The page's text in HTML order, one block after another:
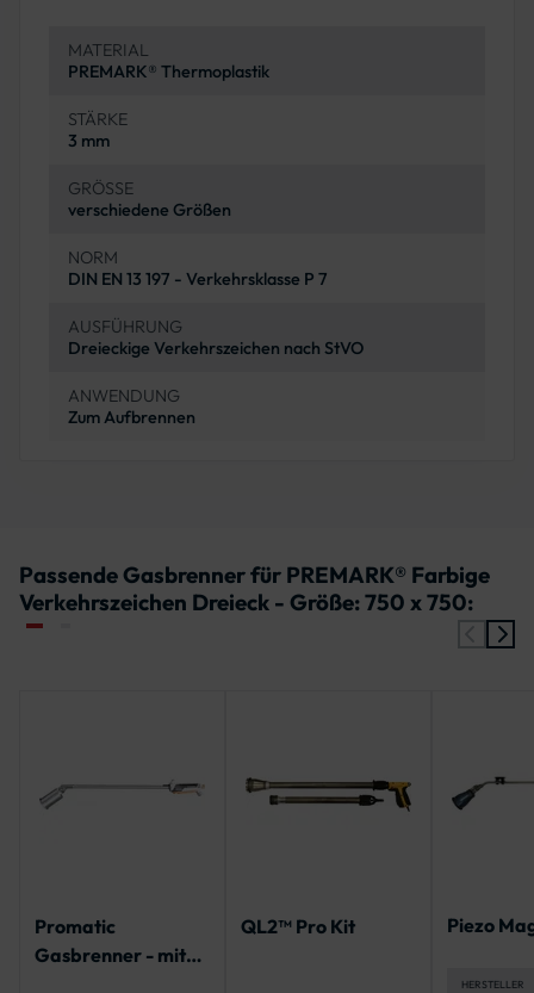
MATERIAL
PREMARK® Thermoplastik
STÄRKE
3 mm
GRÖSSE
verschiedene Größen
NORM
DIN EN 13 197 - Verkehrsklasse P 7
AUSFÜHRUNG
Dreieckige Verkehrszeichen nach StVO
ANWENDUNG
Zum Aufbrennen
Passende Gasbrenner für PREMARK® Farbige
Verkehrszeichen Dreieck - Größe: 750 x 750:
Promatic
Gasbrenner - mit
QL2™ Pro Kit Piezo
HERSTELLER